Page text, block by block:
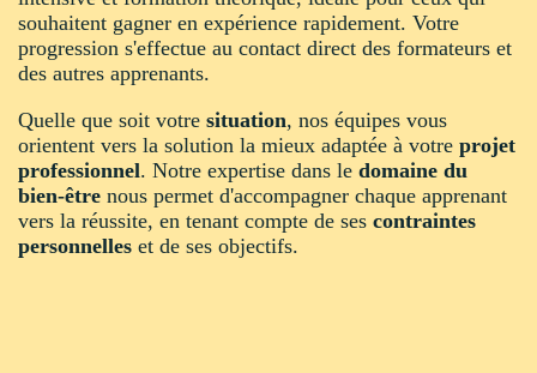
souhaitent gagner en expérience rapidement. Votre
progression s'effectue au contact direct des formateurs et
des autres apprenants.
Quelle que soit votre situation, nos équipes vous
orientent vers la solution la mieux adaptée à votre projet
professionnel. Notre expertise dans le domaine du
bien-être nous permet d'accompagner chaque apprenant
vers la réussite, en tenant compte de ses contraintes
personnelles et de ses objectifs.